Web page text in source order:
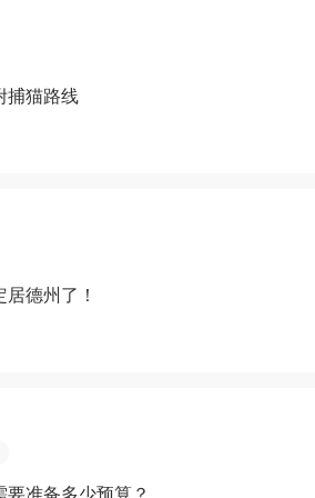
捕猫路线
德州了！
准备多少预算？